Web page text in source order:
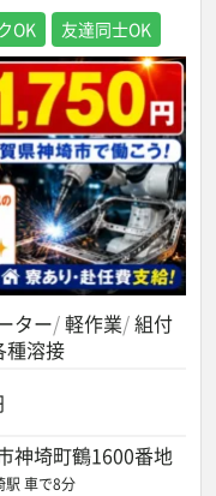
OK 友達同士OK
ター 軽作業 組付
種溶接
神埼町鶴1600番地
駅 車で8分